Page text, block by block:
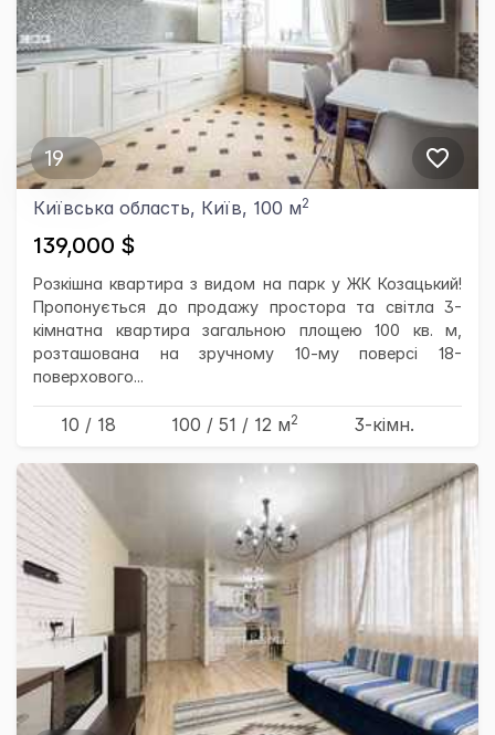
19
Київська область, Київ, 100 м2
139,000 $
Розкішна квартира з видом на парк у ЖК Козацький!
Пропонується до продажу простора та світла 3-
кімнатна квартира загальною площею 100 кв. м,
розташована на зручному 10-му поверсі 18-
поверхового...
10 / 18 100 / 51 / 12 м2 3-кімн.